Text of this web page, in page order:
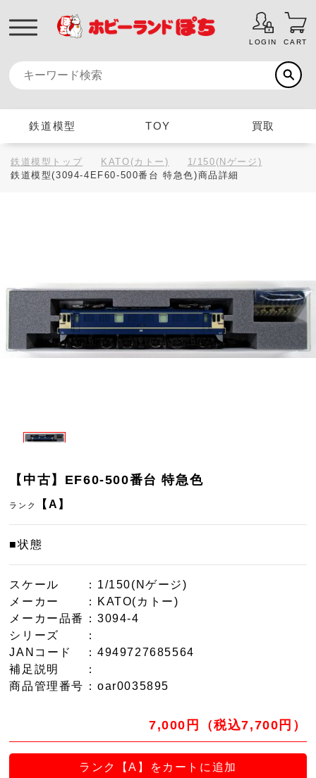
LOGIN CART
鉄道模型 TOY 買取
鉄道模型トップ KATO(カトー)
1/150(Nゲージ)
鉄道模型(3094-4EF60-500番台 特急色)商品詳細
【中古】EF60-500番台 特急色
ランク 【A】
■状態
スケール
：1/150(Nゲージ)
メーカー
：KATO(カトー)
メーカー品番
：3094-4
シリーズ
：
JANコード
：4949727685564
補足説明
：
商品管理番号 ：oar0035895
7,000円（税込7,700円）
ランク【A】をカートに追加